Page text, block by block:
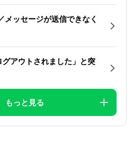
ッセージが送信できなく
グアウトされました」と突
もっと見る